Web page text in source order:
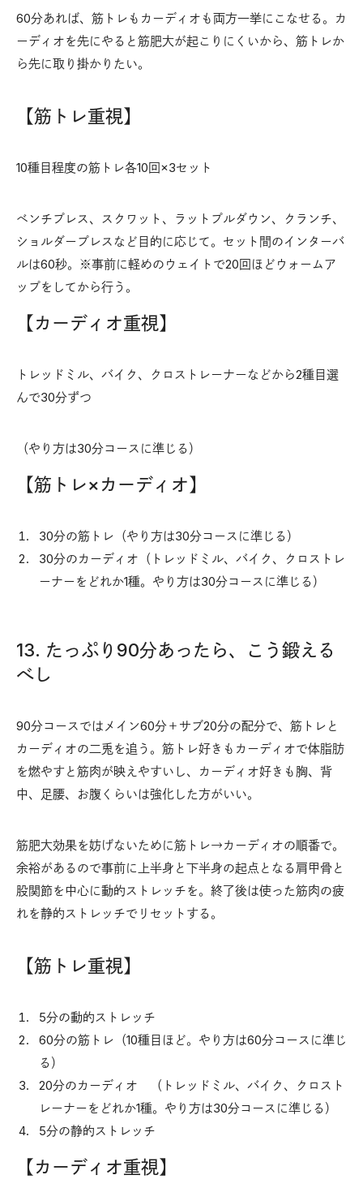
60分あれば、筋トレもカーディオも両方一挙にこなせる。カ
ーディオを先にやると筋肥大が起こりにくいから、筋トレか
ら先に取り掛かりたい。
【筋トレ重視】
10種目程度の筋トレ各10回×3セット
ベンチプレス、スクワット、ラットプルダウン、クランチ、
ショルダープレスなど目的に応じて。セット間のインターバ
ルは60秒。※事前に軽めのウェイトで20回ほどウォームア
ップをしてから行う。
【カーディオ重視】
トレッドミル、バイク、クロストレーナーなどから2種目選
んで30分ずつ
（やり方は30分コースに準じる）
【筋トレ×カーディオ】
30分の筋トレ（やり方は30分コースに準じる）
30分のカーディオ（トレッドミル、バイク、クロストレ
ーナーをどれか1種。やり方は30分コースに準じる）
13. たっぷり90分あったら、こう鍛える
べし
90分コースではメイン60分＋サブ20分の配分で、筋トレと
カーディオの二兎を追う。筋トレ好きもカーディオで体脂肪
を燃やすと筋肉が映えやすいし、カーディオ好きも胸、背
中、足腰、お腹くらいは強化した方がいい。
筋肥大効果を妨げないために筋トレ→カーディオの順番で。
余裕があるので事前に上半身と下半身の起点となる肩甲骨と
股関節を中心に動的ストレッチを。終了後は使った筋肉の疲
れを静的ストレッチでリセットする。
【筋トレ重視】
5分の動的ストレッチ
60分の筋トレ（10種目ほど。やり方は60分コースに準じ
る）
20分のカーディオ （トレッドミル、バイク、クロスト
レーナーをどれか1種。やり方は30分コースに準じる）
5分の静的ストレッチ
【カーディオ重視】